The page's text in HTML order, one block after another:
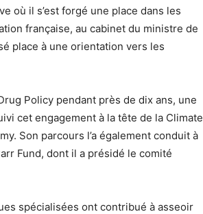
où il s’est forgé une place dans les
française, au cabinet du ministre de
place à une orientation vers les
Policy pendant près de dix ans, une
cet engagement à la tête de la Climate
Son parcours l’a également conduit à
Fund, dont il a présidé le comité
spécialisées ont contribué à asseoir